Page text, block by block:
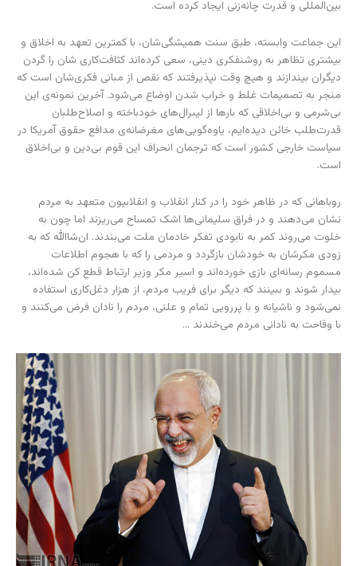
بین‌المللی و قدرت چانه‌زنی ایجاد کرده است.
این جماعت وابسته، طبق سنت همیشگی‌شان، با کمترین تعهد به اخلاق و
بیشتری تظاهر به روشنفکری دینی، سعی کرده‌اند کثافت‌کاری شان را گردن
دیگران بیندازند و هیچ وقت نپذیرفتند که نقص از مبانی فکری‌شان است که
منجر به تصمیمات غلط و خراب شدن اوضاع می‌شود. آخرین نمونه‌ی این
بی‌شرمی و بی‌اخلاقی که بارها از لیبرال‌های خودباخته و اصلاح‌طلبان
قدرت‌طلب خائن دیده‌ایم، یاوه‌گویی‌های مغرضانه‌ی مدافع حقوق آمریکا در
سیاست خارجی کشور است که ترجمان انحراف این قوم بی‌دین و بی‌اخلاق
است.
روباهانی که در ظاهر خود را در کنار انقلاب و انقلابیون متعهد به مردم
نشان می‌دهند و در فراق سلیمانی‌ها اشک تمساح می‌ریزند اما چون به
خلوت می‌روند کمر به نابودی تفکر خادمان ملت می‌بندند. ان‌شاالله که به
زودی مکرشان به خودشان بازگردد و مردمی را که با هجوم اطلاعات
مسموم رسانه‌ای بازی خورده‌اند و اسیر مکر وزیر ارتباط قطع کن شده‌اند،
بیدار شوند و ببینند که دیگر برای فریب مردم، از هزار دغل‌کاری استفاده
نمی‌شود و ناشیانه و با پررویی تمام و علنی، مردم را نادان فرض می‌کنند و
با وقاحت به نادانی مردم می‌خندند …